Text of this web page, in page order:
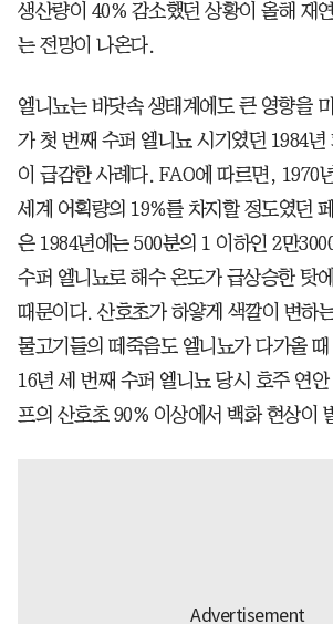
생산량이 40% 감소했던 상황이 올해 재
는 전망이 나온다.
엘니뇨는 바닷속 생태계에도 큰 영향을
가 첫 번째 수퍼 엘니뇨 시기였던 1984년
이 급감한 사례다. FAO에 따르면, 1970
세계 어획량의 19%를 차지할 정도였던
은 1984년에는 500분의 1 이하인 2만
수퍼 엘니뇨로 해수 온도가 급상승한 탓
때문이다. 산호초가 하얗게 색깔이 변하
물고기들의 떼죽음도 엘니뇨가 다가올
16년 세 번째 수퍼 엘니뇨 당시 호주 연
프의 산호초 90% 이상에서 백화 현상이